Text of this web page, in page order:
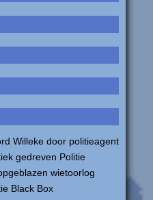
Willeke door politieagent
gedreven Politie
wietoorlog
Black Box